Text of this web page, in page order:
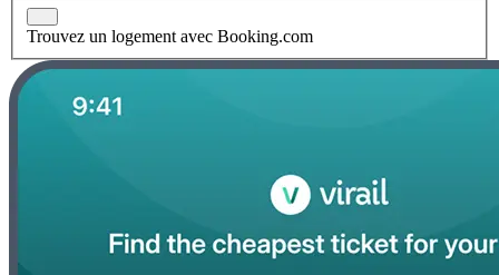
Trouvez un logement avec Booking.com